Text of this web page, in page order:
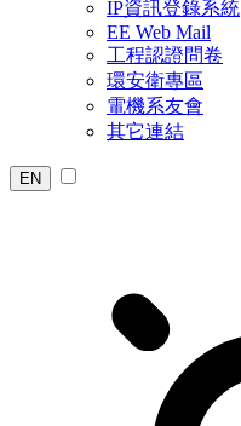
IP資訊登錄系統
EE Web Mail
工程認證問卷
環安衛專區
電機系友會
其它連結
EN